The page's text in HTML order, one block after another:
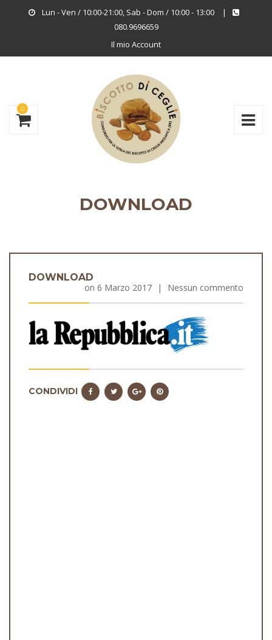
Lun - Ven / 10:00-21:00, Sab - Dom / 10:00 - 13:00
|
080.9696659
Il mio Account
0
DOWNLOAD
DOWNLOAD
on 6 Marzo 2017 | Nessun commento
CONDIVIDI